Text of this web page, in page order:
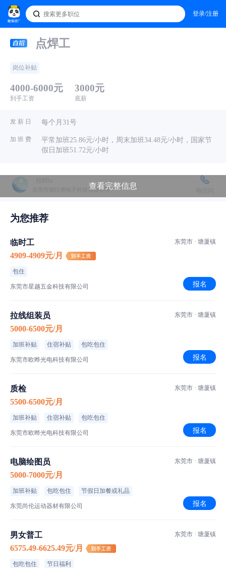
登录/注册
点焊工
岗位补贴
4000-6000元
到手工资
3000元
底薪
发 薪 日 每个月31号
加 班 费
平常加班25.86元/小时，周末加班34.48元/小时，国家节
假日加班51.72元/小时
东莞市德拉博电子科技有限公司
职位类型
作业方式 坐班
工作地点 东莞市塘厦镇
【薪资详情】
基本工资：3000-5000元/月
工作时长：每天10-12小时，月休4天
薪资补充：小时工+全勤奖+岗位补贴
【职位介绍】
作业方式：坐班
【任职要求】
查看完整信息
为您推荐
临时工
4909-4909元/月
包住
东莞市星越五金科技有限公司
东莞市 · 塘厦镇
报名
拉线组装员
5000-6500元/月
加班补贴 住宿补贴 包吃包住
东莞市欧晔光电科技有限公司
东莞市 · 塘厦镇
报名
质检
5500-6500元/月
加班补贴 住宿补贴 包吃包住
东莞市欧晔光电科技有限公司
东莞市 · 塘厦镇
报名
电脑绘图员
5000-7000元/月
加班补贴 包吃包住 节假日加餐或礼品
东莞尚伦运动器材有限公司
东莞市 · 塘厦镇
报名
男女普工
6575.49-6625.49元/月
包吃包住 节日福利
东莞市 · 塘厦镇